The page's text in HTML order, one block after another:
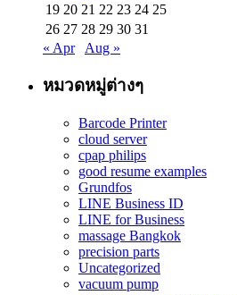
19 20 21 22 23 24 25
26 27 28 29 30 31
« Apr
Aug »
หมวดหมู่ต่างๆ
Barcode Printer
cloud server
cpap philips
good resume examples
Grundfos
LINE Business ID
LINE for Business
massage Bangkok
precision parts
Uncategorized
vacuum pump